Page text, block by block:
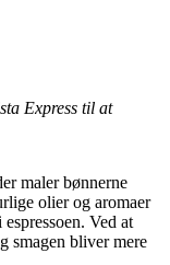
Express til at
maler bønnerne
olier og aromaer
Ved at
smagen bliver mere